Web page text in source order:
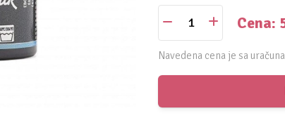
Cena:
Navedena cena je sa